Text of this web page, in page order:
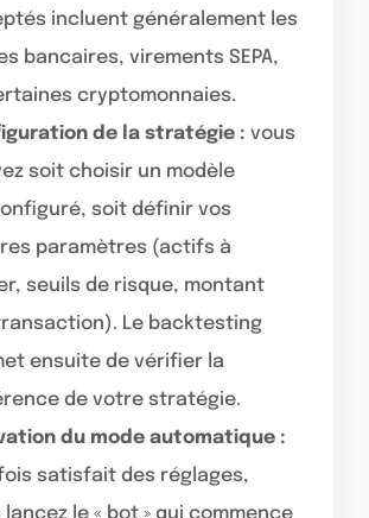
incluent généralement les
bancaires, virements SEPA,
cryptomonnaies.
de la stratégie : vous
soit choisir un modèle
soit définir vos
paramètres (actifs à
seuils de risque, montant
Le backtesting
ensuite de vérifier la
de votre stratégie.
du mode automatique :
satisfait des réglages,
lancez le « bot » qui commence